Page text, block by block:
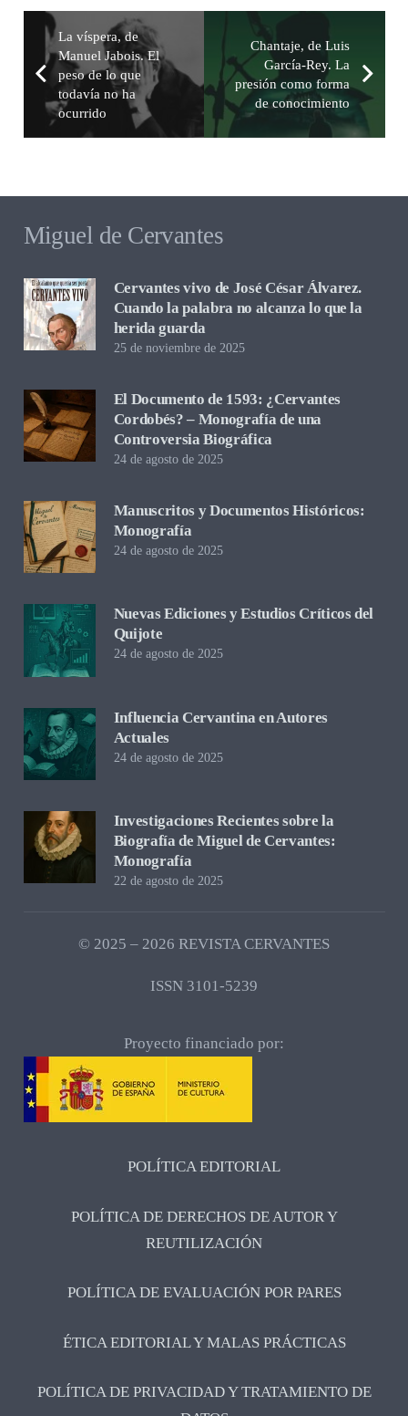
La víspera, de
Manuel Jabois. El
peso de lo que
todavía no ha
ocurrido
Chantaje, de Luis
García-Rey. La
presión como forma
de conocimiento
Miguel de Cervantes
Cervantes vivo de José César Álvarez.
Cuando la palabra no alcanza lo que la
herida guarda
25 de noviembre de 2025
El Documento de 1593: ¿Cervantes
Cordobés? – Monografía de una
Controversia Biográfica
24 de agosto de 2025
Manuscritos y Documentos Históricos:
Monografía
24 de agosto de 2025
Nuevas Ediciones y Estudios Críticos del
Quijote
24 de agosto de 2025
Influencia Cervantina en Autores
Actuales
24 de agosto de 2025
Investigaciones Recientes sobre la
Biografía de Miguel de Cervantes:
Monografía
22 de agosto de 2025
© 2025 – 2026 REVISTA CERVANTES
ISSN 3101-5239
Proyecto financiado por:
POLÍTICA EDITORIAL
POLÍTICA DE DERECHOS DE AUTOR Y
REUTILIZACIÓN
POLÍTICA DE EVALUACIÓN POR PARES
ÉTICA EDITORIAL Y MALAS PRÁCTICAS
POLÍTICA DE PRIVACIDAD Y TRATAMIENTO DE